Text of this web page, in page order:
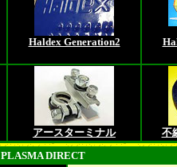
Haldex Generation2
アースターミナル
不
PLASMA DIRECT